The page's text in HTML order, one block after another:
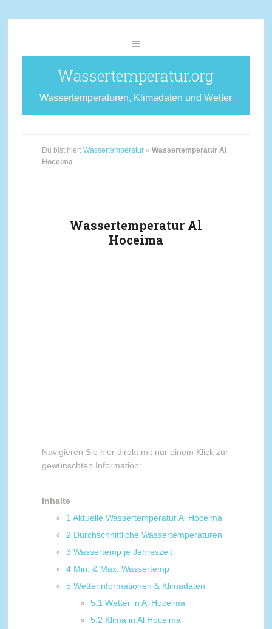
Wassertemperatur.org
Wassertemperaturen, Klimadaten und Wetter
Du bist hier: Wassertemperatur» Wassertemperatur Al
Hoceima
Wassertemperatur Al
Hoceima
Navigieren Sie hier direkt mit nur einem Klick zur
gewünschten Information:
Inhalte
1 Aktuelle Wassertemperatur Al Hoceima
2 Durchschnittliche Wassertemperaturen
3 Wassertemp je Jahreszeit
4 Min. & Max. Wassertemp
5 Wetterinformationen & Klimadaten
5.1 Wetter in Al Hoceima
5.2 Klima in Al Hoceima